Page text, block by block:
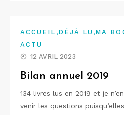
ACCUEIL ,DÉJÀ LU ,MA
ACTU
12 AVRIL 2023
Bilan annuel 2019
134 livres lus en 2019 et je
venir les questions